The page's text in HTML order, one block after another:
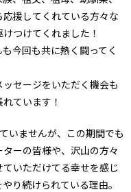
援してくれている方々な
つけてくれました！
今回も共に熱く闘ってく
セージをいただく機会も
ています！
いませんが、この期間でも
ーの皆様や、沢山の方々
いただけてる幸せを感じ
り続けられている理由。